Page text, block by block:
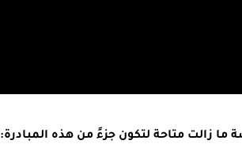
ما زالت متاحة لتكون جزءً من هذه المبادرة: